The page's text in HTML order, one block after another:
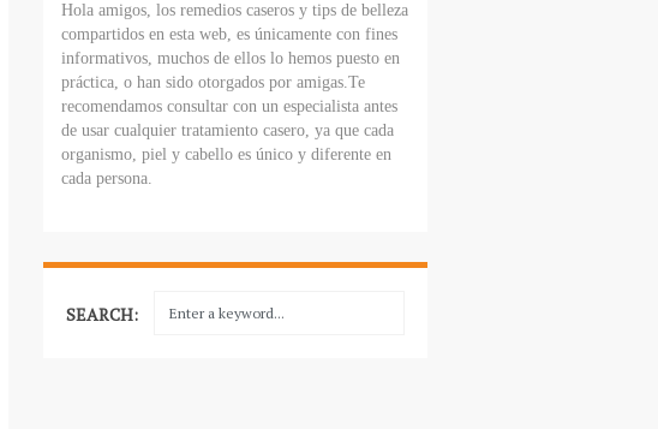
Hola amigos, los remedios caseros y tips de belleza
compartidos en esta web, es únicamente con fines
informativos, muchos de ellos lo hemos puesto en
práctica, o han sido otorgados por amigas.Te
recomendamos consultar con un especialista antes
de usar cualquier tratamiento casero, ya que cada
organismo, piel y cabello es único y diferente en
cada persona.
SEARCH: